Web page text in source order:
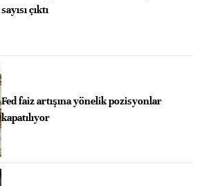
sayısı çıktı
Fed faiz artışına yönelik pozisyonlar
kapatılıyor